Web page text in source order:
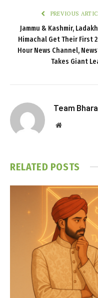
PREVIOUS
Jammu & Kashmir,
Himachal Get Their First
Hour News Channel,
Takes Giant
Team
Website
RELATED POSTS